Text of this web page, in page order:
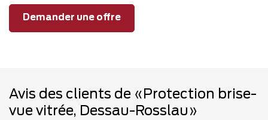
Demander une offre
Avis des clients de «Protection brise-
vue vitrée, Dessau-Rosslau»